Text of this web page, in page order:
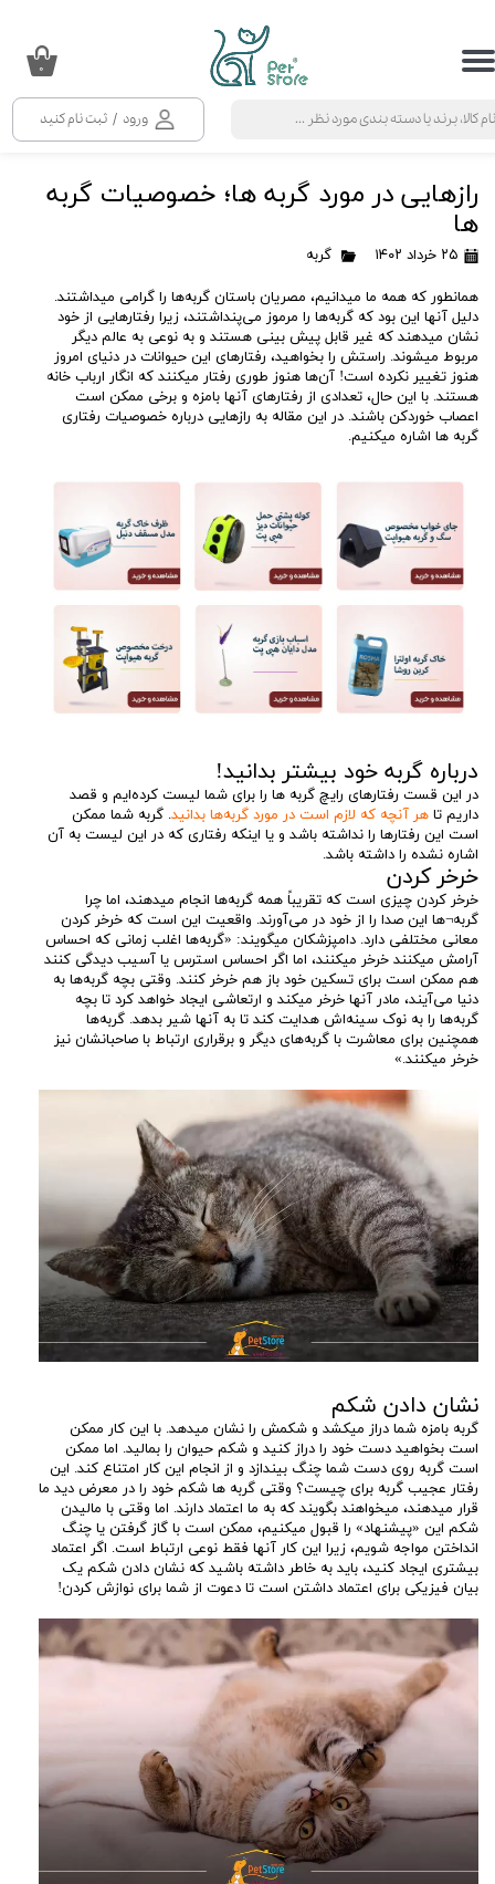
ورود / ثبت نام کنید
حساب کاربری من
خروج از حساب کاربری
۰
رازهایی در مورد گربه ها؛ خصوصیات گربه
ها
۲۵ خرداد ۱۴۰۲ گربه
همانطور که همه ما میدانیم، مصریان باستان گربه‌ها را گرامی میداشتند.
دلیل آنها این بود که گربه‌ها را مرموز می‌پنداشتند، زیرا رفتارهایی از خود
نشان میدهند که غیر قابل پیش بینی هستند و به نوعی به عالم دیگر
مربوط میشوند. راستش را بخواهید، رفتارهای این حیوانات در دنیای امروز
هنوز تغییر نکرده است! آن‌ها هنوز طوری رفتار میکنند که انگار ارباب خانه
هستند. با این حال، تعدادی از رفتارهای آنها بامزه و برخی ممکن است
اعصاب خوردکن باشند. در این مقاله به رازهایی درباره خصوصیات رفتاری
گربه‌ ها اشاره میکنیم.
درباره گربه خود بیشتر بدانید!
در این قست رفتارهای رایچ گربه ها را برای شما لیست کرده‌ایم و قصد
داریم تا هر آنچه که لازم است در مورد گربه‌ها بدانید. گربه شما ممکن
است این رفتارها را نداشته باشد و یا اینکه رفتاری که در این لیست به آن
اشاره نشده را داشته باشد.
خرخر کردن
خرخر کردن چیزی است که تقریباً همه گربه‌ها انجام میدهند، اما چرا
گربه¬ها این صدا را از خود در می‌آورند. واقعیت این است که خرخر کردن
معانی مختلفی دارد. دامپزشکان میگویند: «گربه‌ها اغلب زمانی که احساس
آرامش میکنند خرخر میکنند، اما اگر احساس استرس یا آسیب دیدگی کنند
هم ممکن است برای تسکین خود باز هم خرخر کنند. وقتی بچه گربه‌ها به
دنیا می‌آیند، مادر آنها خرخر میکند و ارتعاشی ایجاد خواهد کرد تا بچه
گربه‌ها را به نوک سینه‌اش هدایت کند تا به آنها شیر بدهد. گربه‌ها
همچنین برای معاشرت با گربه‌های دیگر و برقراری ارتباط با صاحبانشان نیز
خرخر میکنند.»
نشان دادن شکم
گربه بامزه شما دراز میکشد و شکمش را نشان میدهد. با این کار ممکن
است بخواهید دست خود را دراز کنید و شکم حیوان را بمالید. اما ممکن
است گربه روی دست شما چنگ بیندازد و از انجام این کار امتناع کند. این
رفتار عجیب گربه برای چیست؟ وقتی گربه‌ ها شکم خود را در معرض دید ما
قرار میدهند، میخواهند بگویند که به ما اعتماد دارند. اما وقتی با مالیدن
شکم این «پیشنهاد» را قبول میکنیم، ممکن است با گاز گرفتن یا چنگ
انداختن مواجه شویم، زیرا این کار آنها فقط نوعی ارتباط است. اگر اعتماد
بیشتری ایجاد کنید، باید به خاطر داشته باشید که نشان دادن شکم یک
بیان فیزیکی برای اعتماد داشتن است تا دعوت از شما برای نوازش کردن!